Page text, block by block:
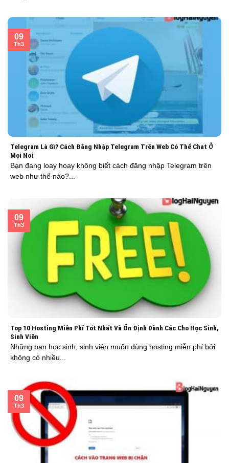
Telegram Là Gì? Cách Đăng Nhập Telegram Trên Web Có Thể Chat Ở
Mọi Nơi
Bạn đang loay hoay không biết cách đăng nhập Telegram trên
web như thế nào?...
09
Th3
Top 10 Hosting Miễn Phí Tốt Nhất Và Ổn Định Dành Các Cho Học Sinh,
Sinh Viên
Những bạn học sinh, sinh viên muốn dùng hosting miễn phí bởi
không có nhiều...
09
Th3
09
Th3